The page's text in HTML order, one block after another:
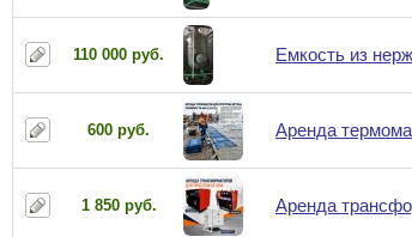
110 000 руб. Емкость из
600 руб. Аренда
1 850 руб. Аренда